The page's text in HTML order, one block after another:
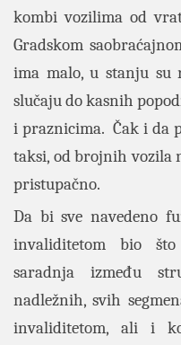
kombi vozilima od
Gradskom
ima malo, u stanju su
slučaju do kasnih
i praznicima. Čak i da
taksi, od brojnih vozila
pristupačno.
Da bi sve navedeno
invaliditetom bio
saradnja između
nadležnih, svih
invaliditetom, ali i